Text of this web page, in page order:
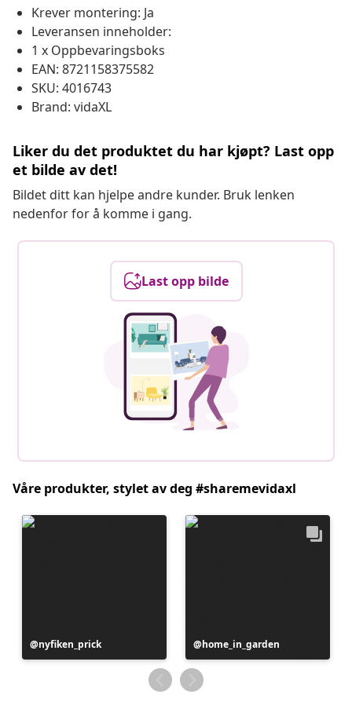
Krever montering: Ja
Leveransen inneholder:
1 x Oppbevaringsboks
EAN: 8721158375582
SKU: 4016743
Brand: vidaXL
Liker du det produktet du har kjøpt? Last opp
et bilde av det!
Bildet ditt kan hjelpe andre kunder. Bruk lenken
nedenfor for å komme i gang.
Last opp bilde
Våre produkter, stylet av deg #sharemevidaxl
Innlegg
publisert
nyfiken_prick
Innlegg
publisert
av
home_in_garden